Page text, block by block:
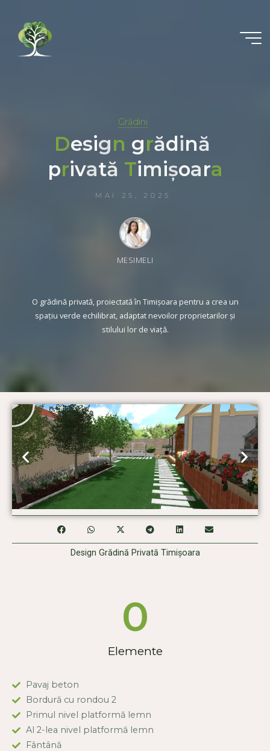
Grădini
Design grădină
privată Timișoara
MAI 25, 2025
MESIMELI
O grădină privată, proiectată în Timișoara pentru a crea un
spațiu verde echilibrat, adaptat nevoilor proprietarilor și
stilului lor de viață.
Design Grădină Privată Timișoara
Elemente
0
Pavaj beton
Bordură cu rondou 2
Primul nivel platformă lemn
Al 2-lea nivel platformă lemn
Fântână